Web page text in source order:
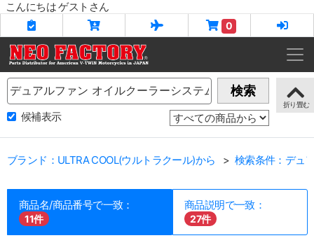
こんにちは ゲストさん
0
Name 検索
候補表示
ブランド：ULTRA COOL(ウルトラクール)から 検索条件：デュ
商品名/商品番号で一致：
11件
商品説明で一致：
27件